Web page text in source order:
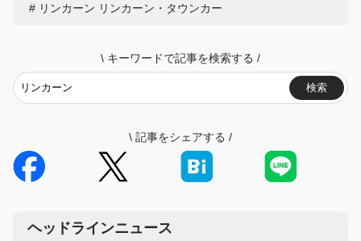
リンカーン リンカーン・タウンカー
\ キーワードで記事を検索する /
検索
\ 記事をシェアする /
ヘッドラインニュース